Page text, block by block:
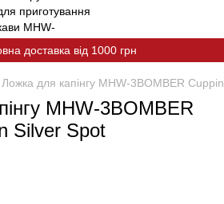
доставка від 1000 грн
Ложка для капінгу MHW-3BOMBER
MHW-3BOMBER
Silver Spot